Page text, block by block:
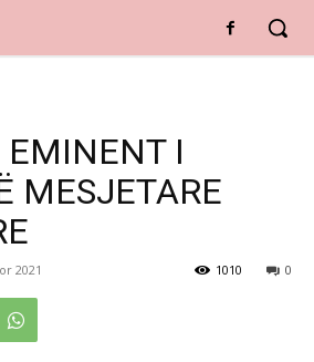
EMINENT I
MESJETARE
2021 0
1010